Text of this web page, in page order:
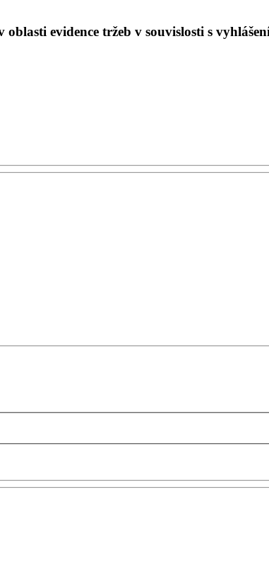
evidence tržeb v souvislosti s